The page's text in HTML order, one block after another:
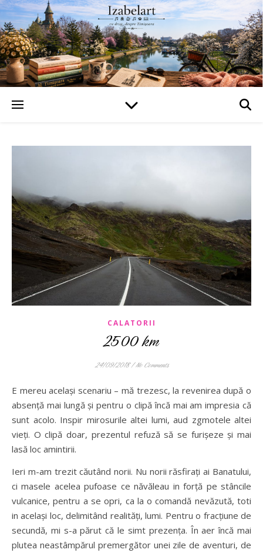
CALATORII
2500 km
24/09/2018/No Comments
E mereu același scenariu – mă trezesc, la revenirea după o
absență mai lungă și pentru o clipă încă mai am impresia că
sunt acolo. Inspir mirosurile altei lumi, aud zgmotele altei
vieți. O clipă doar, prezentul refuză să se furișeze și mai
lasă loc amintirii.
Ieri m-am trezit căutând norii. Nu norii răsfirați ai Banatului,
ci masele acelea pufoase ce năvăleau in forță pe stâncile
vulcanice, pentru a se opri, ca la o comandă nevăzută, toti
in același loc, delimitând realități, lumi. Pentru o fracțiune de
secundă, mi s-a părut că le simt prezența. În aer încă mai
plutea neastâmpărul premergător unei zile de aventuri, de